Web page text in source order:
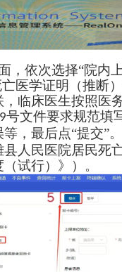
，依次选择“院内
医学证明（推断
临床医生按照医
号文件要求规范填
，最后点“提交”
人民医院居民死
试行）》）。